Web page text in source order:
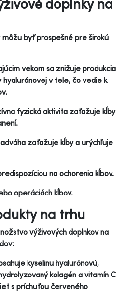
doplnky na
môžu byť prospešné pre širokú
vekom sa znižuje produkcia
hyalurónovej v tele, čo vedie k
fyzická aktivita zaťažuje kĺby
zaťažuje kĺby a urýchľuje
na ochorenia kĺbov.
operáciách kĺbov.
na trhu
výživových doplnkov na
kyselinu hyalurónovú,
kolagén a vitamín C
s príchuťou červeného